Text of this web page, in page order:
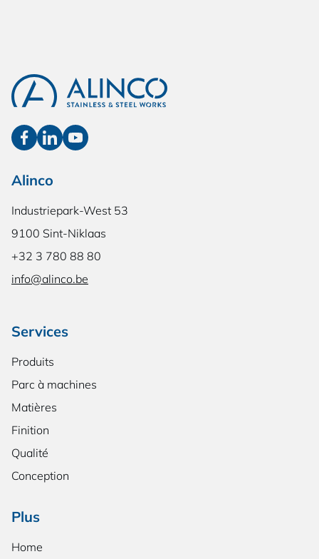
Alinco
Industriepark-West 53
9100 Sint-Niklaas
+32 3 780 88 80
info@alinco.be
Services
Produits
Parc à machines
Matières
Finition
Qualité
Conception
Plus
Home